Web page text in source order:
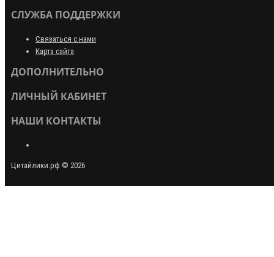
СЛУЖБА ПОДДЕРЖКИ
Связаться с нами
Карта сайта
ДОПОЛНИТЕЛЬНО
ЛИЧНЫЙ КАБИНЕТ
НАШИ КОНТАКТЫ
Цитайлики.рф © 2026